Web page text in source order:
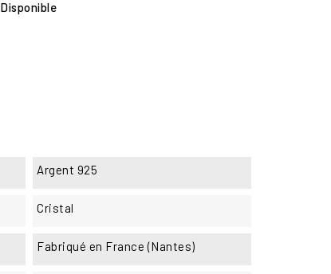
Disponible
Argent 925
Cristal
Fabriqué en France (Nantes)